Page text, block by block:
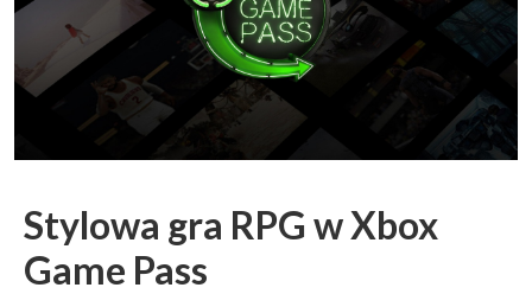
Stylowa gra RPG w Xbox
Game Pass